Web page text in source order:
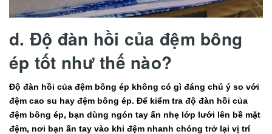
d. Độ đàn hồi của đệm bông
ép tốt như thế nào?
Độ đàn hồi của đệm bông ép không có gì đáng chú ý so với
đệm cao su hay đệm bông ép. Để kiểm tra độ đàn hồi của
đệm bông ép, bạn dùng ngón tay ấn nhẹ lớp lưới lên bề mặt
đệm, nơi bạn ấn tay vào khi đệm nhanh chóng trở lại vị trí